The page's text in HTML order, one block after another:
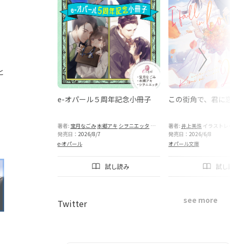
e-オパール５周年記念小冊子
著者: 宝月なごみ本郷アキ シヲニエッタ 花色堤篁ふみ
発売日： 2026/8/7
e-オパール
試し読み
この街角で、君
著者: 井上美珠 イラスト
発売日： 2026/6/8
オパール文庫
試し
Twitter see more